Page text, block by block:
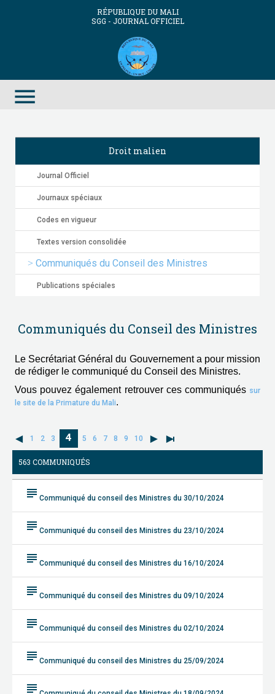
RÉPUBLIQUE DU MALI
SGG - JOURNAL OFFICIEL
menu
Droit malien
Journal Officiel
Journaux spéciaux
Codes en vigueur
Textes version consolidée
Communiqués du Conseil des Ministres
Publications spéciales
Communiqués du Conseil des Ministres
Le Secrétariat Général du Gouvernement a pour mission
de rédiger le communiqué du Conseil des Ministres.
Vous pouvez également retrouver ces communiqués sur
le site de la Primature du Mali.
1 2 3 4 5 6 7 8 9 10
563 COMMUNIQUÉS
subject Communiqué du conseil des Ministres du 30/10/2024
subject Communiqué du conseil des Ministres du 23/10/2024
subject Communiqué du conseil des Ministres du 16/10/2024
subject Communiqué du conseil des Ministres du 09/10/2024
subject Communiqué du conseil des Ministres du 02/10/2024
subject Communiqué du conseil des Ministres du 25/09/2024
subject